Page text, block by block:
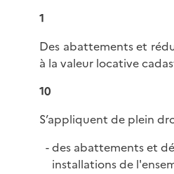
1
Des abattements et
à la valeur locative
10
S’appliquent de plein
des abattements et
installations de